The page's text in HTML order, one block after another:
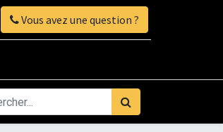
Vous avez une question ?